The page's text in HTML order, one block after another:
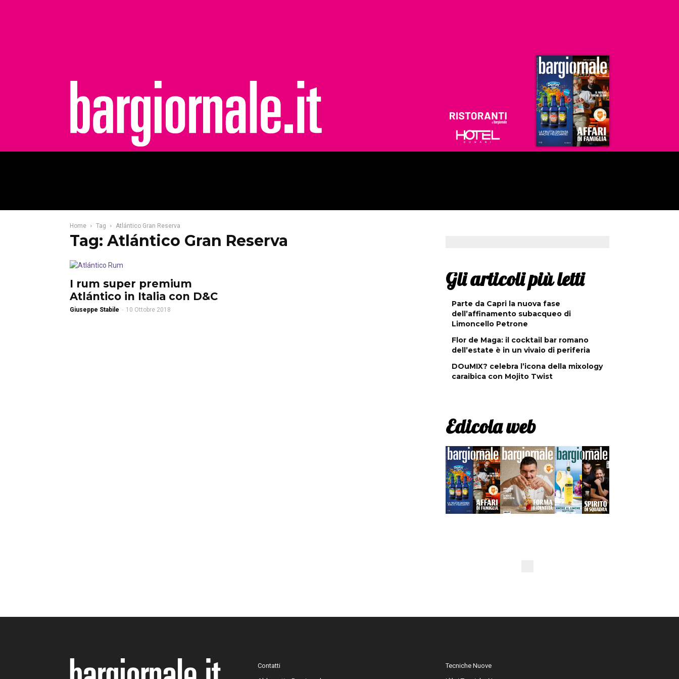
Ristoranti
Hoteldomani
Home Tag Atlántico Gran Reserva
Tag: Atlántico Gran Reserva
I rum super premium
Atlántico in Italia con D&C
Giuseppe Stabile - 10 Ottobre 2018
Gli articoli più letti
Parte da Capri la nuova fase
dell’affinamento subacqueo di
Limoncello Petrone
Flor de Maga: il cocktail bar romano
dell’estate è in un vivaio di periferia
DOuMIX? celebra l’icona della mixology
caraibica con Mojito Twist
Edicola web
Contatti
Tecniche Nuove